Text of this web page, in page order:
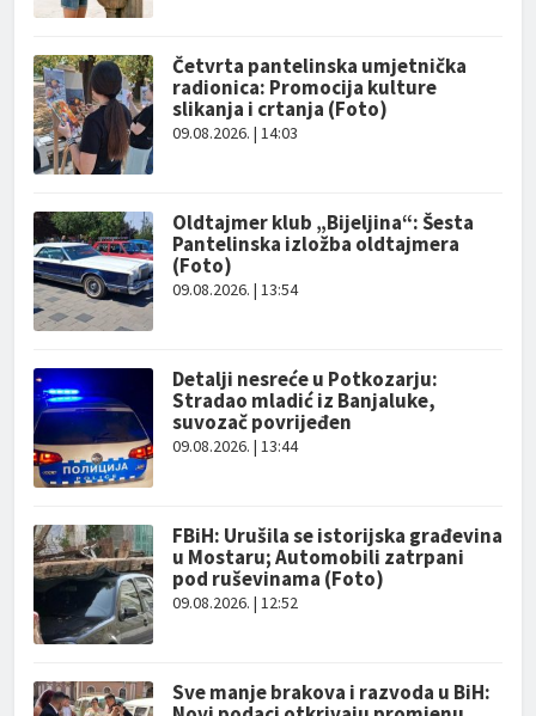
Četvrta pantelinska umjetnička
radionica: Promocija kulture
slikanja i crtanja (Foto)
09.08.2026. | 14:03
Oldtajmer klub „Bijeljina“: Šesta
Pantelinska izložba oldtajmera
(Foto)
09.08.2026. | 13:54
Detalji nesreće u Potkozarju:
Stradao mladić iz Banjaluke,
suvozač povrijeđen
09.08.2026. | 13:44
FBiH: Urušila se istorijska građevina
u Mostaru; Automobili zatrpani
pod ruševinama (Foto)
09.08.2026. | 12:52
Sve manje brakova i razvoda u BiH: